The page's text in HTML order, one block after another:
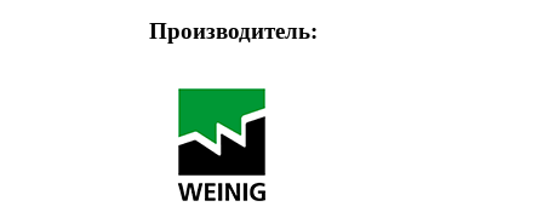
станки
Четырехсторонние
станки
Weinig
Серии
Unimat
Четырехсторонние
Производитель: